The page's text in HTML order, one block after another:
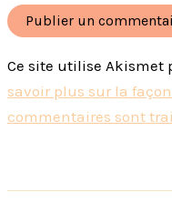
Ce site utilise Akismet
savoir plus sur la
commentaires sont